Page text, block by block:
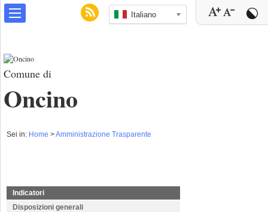
Italiano
Comune di
Oncino
Sei in: Home >Amministrazione Trasparente
Indicatori
Disposizioni generali